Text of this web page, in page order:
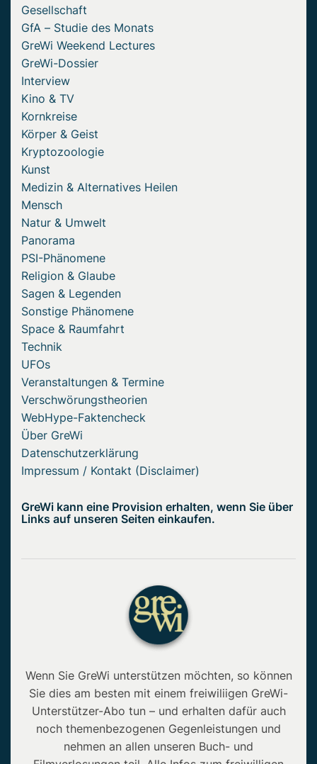
Gesellschaft
GfA – Studie des Monats
GreWi Weekend Lectures
GreWi-Dossier
Interview
Kino & TV
Kornkreise
Körper & Geist
Kryptozoologie
Kunst
Medizin & Alternatives Heilen
Mensch
Natur & Umwelt
Panorama
PSI-Phänomene
Religion & Glaube
Sagen & Legenden
Sonstige Phänomene
Space & Raumfahrt
Technik
UFOs
Veranstaltungen & Termine
Verschwörungstheorien
WebHype-Faktencheck
Über GreWi
Datenschutzerklärung
Impressum / Kontakt (Disclaimer)
GreWi kann eine Provision erhalten, wenn Sie über
Links auf unseren Seiten einkaufen.
Wenn Sie GreWi unterstützen möchten, so können
Sie dies am besten mit einem freiwiliigen GreWi-
Unterstützer-Abo tun – und erhalten dafür auch
noch themenbezogenen Gegenleistungen und
nehmen an allen unseren Buch- und